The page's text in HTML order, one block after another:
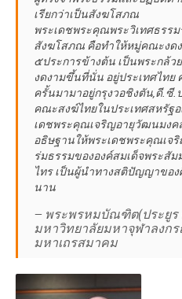
เรียกว่าเป็นสังฆโสภณ
พระเดชพระคุณพระวิเทศธรร
สังฆโสภณ คือทำให้หมู่คณะงด
๕ประการข้างต้น เป็นพระกล้ว
งดงามขึ้นที่นั่น อยู่ประเทศไทย
ครั้นมามาอยู่กรุงวอชิงตัน,ดี.ซี.
คณะสงฆ์ไทยในประเทศสหรัฐ
เดชพระคุณเจริญอายุวัฒนมง
อธิษฐานให้พระเดชพระคุณเจริ
ร่มธรรมขององค์สมเด็จพระสั
ไทร เป็นผู้นำทางสติปัญญาขอ
นาน
— พระพรหมบัณฑิต(ประยูร
มหาวิทยาลัยมหาจุฬาลงก
มหาเถรสมาคม